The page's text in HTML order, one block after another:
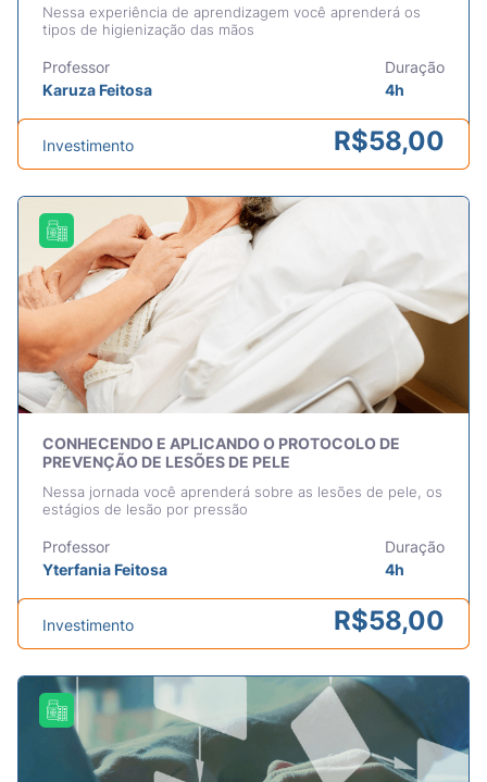
Nessa experiência de aprendizagem você aprenderá os
tipos de higienização das mãos
Professor
Karuza Feitosa
Duração
4h
Investimento R$58,00
CONHECENDO E APLICANDO O PROTOCOLO DE
PREVENÇÃO DE LESÕES DE PELE
Nessa jornada você aprenderá sobre as lesões de pele, os
estágios de lesão por pressão
Professor
Yterfania Feitosa
Duração
4h
Investimento R$58,00